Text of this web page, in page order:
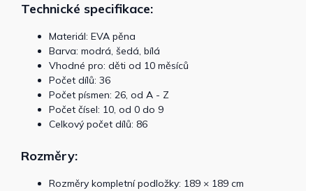
Technické specifikace:
Materiál: EVA pěna
Barva: modrá, šedá, bílá
Vhodné pro: děti od 10 měsíců
Počet dílů: 36
Počet písmen: 26, od A - Z
Počet čísel: 10, od 0 do 9
Celkový počet dílů: 86
Rozměry:
Rozměry kompletní podložky: 189 × 189 cm